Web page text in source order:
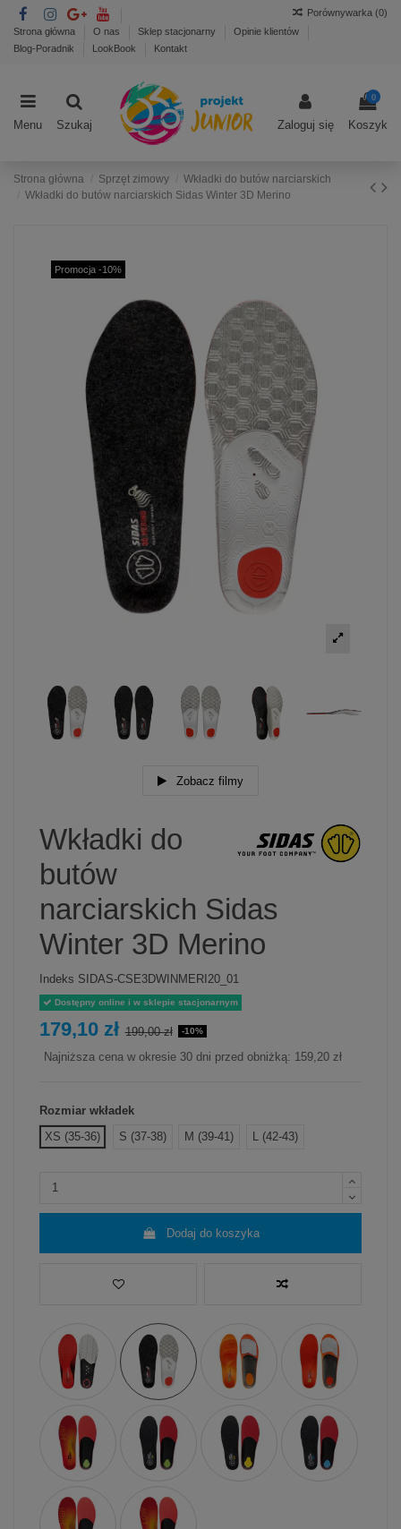
Strona główna O nas Sklep stacjonarny
Opinie klientów
Blog-Poradnik
LookBook Kontakt
Porównywarka (0)
Menu Szukaj Zaloguj się
0
Koszyk
Strona główna Sprzęt zimowy
Wkładki do butów narciarskich
Wkładki do butów narciarskich Sidas Winter 3D Merino
Promocja -10%
Zobacz filmy
Wkładki do
butów
narciarskich Sidas
Winter 3D Merino
Indeks SIDAS-CSE3DWINMERI20_01
Dostępny online i w sklepie stacjonarnym
179,10 zł 199,00 zł -10%
Najniższa cena w okresie 30 dni przed obniżką: 159,20 zł
Rozmiar wkładek
XS (35-36)
S (37-38) M (39-41) L (42-43)
Dodaj do koszyka